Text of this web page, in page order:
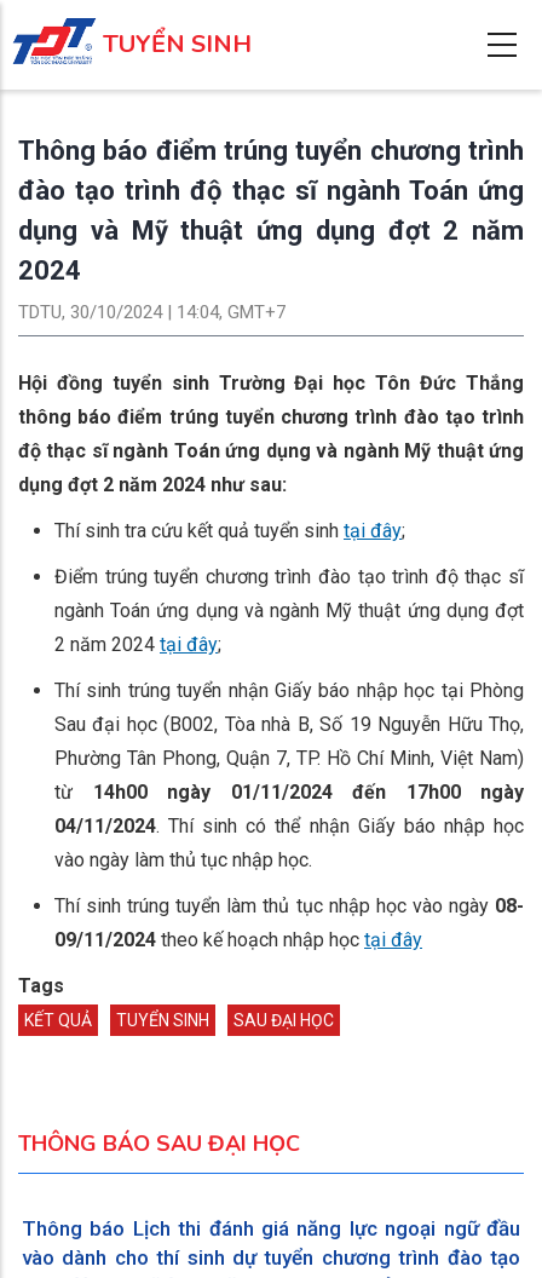
đến
nội
TUYỂN SINH
Thông báo điểm trúng tuyển chương trình
đào tạo trình độ thạc sĩ ngành Toán ứng
dụng và Mỹ thuật ứng dụng đợt 2 năm
2024
TDTU, 30/10/2024 | 14:04, GMT+7
Hội đồng tuyển sinh Trường Đại học Tôn Đức Thắng
thông báo điểm trúng tuyển chương trình đào tạo trình
độ thạc sĩ ngành Toán ứng dụng và ngành Mỹ thuật ứng
dụng đợt 2 năm 2024 như sau:
Thí sinh tra cứu kết quả tuyển sinh tại đây;
Điểm trúng tuyển chương trình đào tạo trình độ thạc sĩ
ngành Toán ứng dụng và ngành Mỹ thuật ứng dụng đợt
2 năm 2024 tại đây;
Thí sinh trúng tuyển nhận Giấy báo nhập học tại Phòng
Sau đại học (B002, Tòa nhà B, Số 19 Nguyễn Hữu Thọ,
Phường Tân Phong, Quận 7, TP. Hồ Chí Minh, Việt Nam)
từ 14h00 ngày 01/11/2024 đến 17h00 ngày
04/11/2024. Thí sinh có thể nhận Giấy báo nhập học
vào ngày làm thủ tục nhập học.
Thí sinh trúng tuyển làm thủ tục nhập học vào ngày 08-
09/11/2024 theo kế hoạch nhập học tại đây
Tags
KẾT QUẢ TUYỂN SINH SAU ĐẠI HỌC
THÔNG BÁO SAU ĐẠI HỌC
Thông báo Lịch thi đánh giá năng lực ngoại ngữ đầu
vào dành cho thí sinh dự tuyển chương trình đào tạo